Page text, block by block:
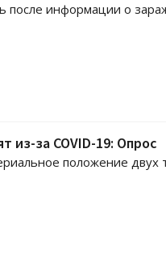
после информации о
из-за COVID-19: Опрос
положение двух